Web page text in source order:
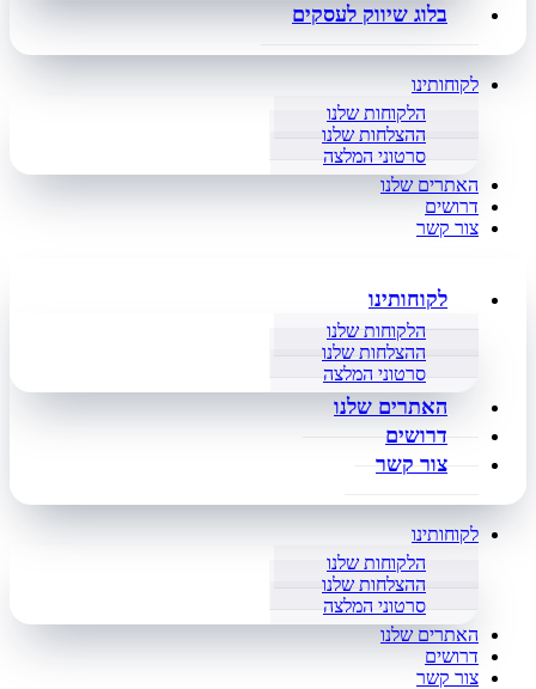
בלוג שיווק לעסקים
לקוחותינו
הלקוחות שלנו
ההצלחות שלנו
סרטוני המלצה
האתרים שלנו
דרושים
צור קשר
לקוחותינו
הלקוחות שלנו
ההצלחות שלנו
סרטוני המלצה
האתרים שלנו
דרושים
צור קשר
לקוחותינו
הלקוחות שלנו
ההצלחות שלנו
סרטוני המלצה
האתרים שלנו
דרושים
צור קשר